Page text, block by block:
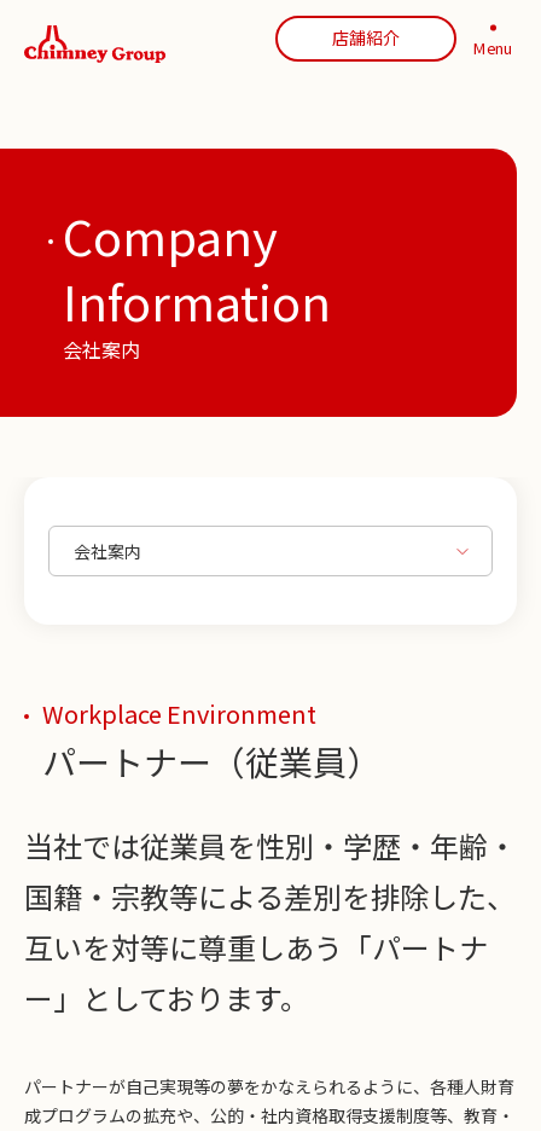
店舗紹介 Menu
Company
Information
会社案内
Workplace Environment
パートナー（従業員）
当社では従業員を性別・学歴・年齢・
国籍・宗教等による差別を排除した、
互いを対等に尊重しあう「パートナ
ー」としております。
パートナーが自己実現等の夢をかなえられるように、各種人財育
成プログラムの拡充や、公的・社内資格取得支援制度等、教育・